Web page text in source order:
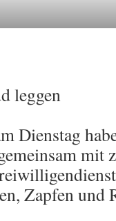
leggen
Dienstag
mit
Zapfen und